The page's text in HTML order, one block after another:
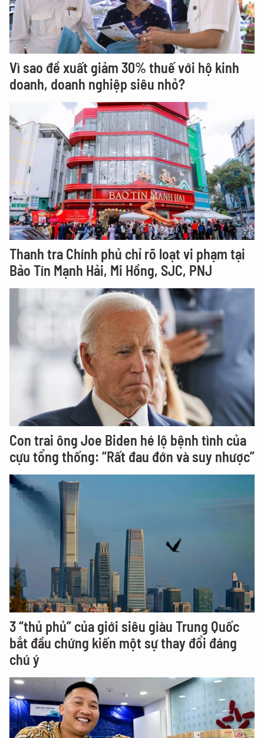
Vì sao đề xuất giảm 30% thuế với hộ kinh
doanh, doanh nghiệp siêu nhỏ?
Thanh tra Chính phủ chỉ rõ loạt vi phạm tại
Bảo Tín Mạnh Hải, Mi Hồng, SJC, PNJ
Con trai ông Joe Biden hé lộ bệnh tình của
cựu tổng thống: “Rất đau đớn và suy nhược”
3 “thủ phủ” của giới siêu giàu Trung Quốc
bắt đầu chứng kiến một sự thay đổi đáng
chú ý